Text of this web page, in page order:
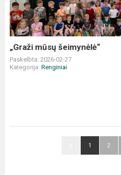
„Graži mūsų šeimynėlė“
Paskelbta: 2026-02-27
Kategorija: Renginiai
1 2